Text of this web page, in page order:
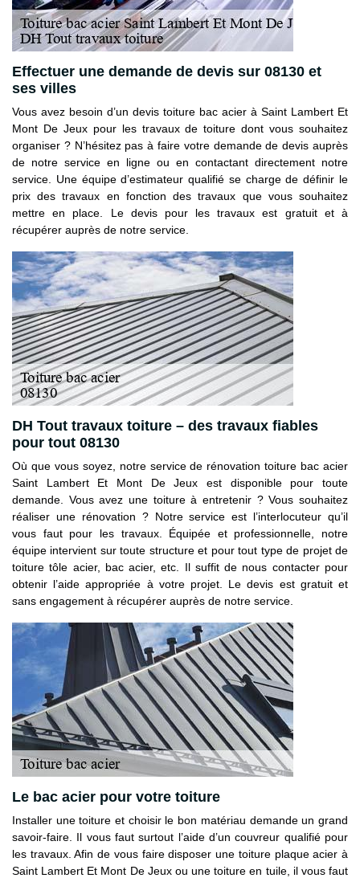
Effectuer une demande de devis sur 08130 et
ses villes
Vous avez besoin d’un devis toiture bac acier à Saint Lambert Et
Mont De Jeux pour les travaux de toiture dont vous souhaitez
organiser ? N’hésitez pas à faire votre demande de devis auprès
de notre service en ligne ou en contactant directement notre
service. Une équipe d’estimateur qualifié se charge de définir le
prix des travaux en fonction des travaux que vous souhaitez
mettre en place. Le devis pour les travaux est gratuit et à
récupérer auprès de notre service.
DH Tout travaux toiture – des travaux fiables
pour tout 08130
Où que vous soyez, notre service de rénovation toiture bac acier
Saint Lambert Et Mont De Jeux est disponible pour toute
demande. Vous avez une toiture à entretenir ? Vous souhaitez
réaliser une rénovation ? Notre service est l’interlocuteur qu’il
vous faut pour les travaux. Équipée et professionnelle, notre
équipe intervient sur toute structure et pour tout type de projet de
toiture tôle acier, bac acier, etc. Il suffit de nous contacter pour
obtenir l’aide appropriée à votre projet. Le devis est gratuit et
sans engagement à récupérer auprès de notre service.
Le bac acier pour votre toiture
Installer une toiture et choisir le bon matériau demande un grand
savoir-faire. Il vous faut surtout l’aide d’un couvreur qualifié pour
les travaux. Afin de vous faire disposer une toiture plaque acier à
Saint Lambert Et Mont De Jeux ou une toiture en tuile, il vous faut